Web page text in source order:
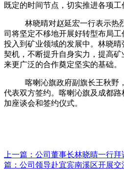
既定的时间节点，切实推进各项工
林晓晴对赵延宏一行表示热
司将坚定不移地开展好转型布局工
投入到矿业领域的发展中。林晓
契机，不断提升自身实力，提高
来更广泛的合作奠定坚实的基础。
喀喇沁旗政府副旗长王秋野
代表双方签约。喀喇沁旗及成都
加座谈会和签约仪式。
上一篇：公司董事长林晓晴一行拜
篇：公司领导赴宜宾南溪区开展交